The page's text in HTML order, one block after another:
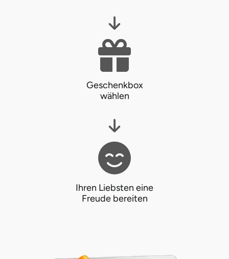
Geschenkbox
wählen
Ihren Liebsten eine
Freude bereiten